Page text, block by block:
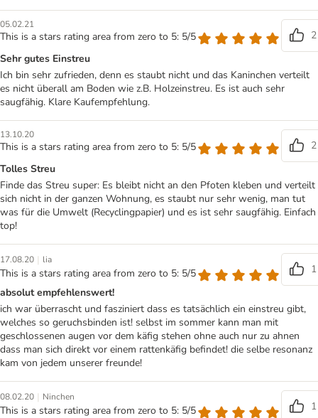
05.02.21
This is a stars rating area from zero to 5: 5/5
2
Sehr gutes Einstreu
Ich bin sehr zufrieden, denn es staubt nicht und das Kaninchen verteilt
es nicht überall am Boden wie z.B. Holzeinstreu. Es ist auch sehr
saugfähig. Klare Kaufempfehlung.
13.10.20
This is a stars rating area from zero to 5: 5/5
2
Tolles Streu
Finde das Streu super: Es bleibt nicht an den Pfoten kleben und verteilt
sich nicht in der ganzen Wohnung, es staubt nur sehr wenig, man tut
was für die Umwelt (Recyclingpapier) und es ist sehr saugfähig. Einfach
top!
17.08.20 | lia
This is a stars rating area from zero to 5: 5/5
1
absolut empfehlenswert!
ich war überrascht und fasziniert dass es tatsächlich ein einstreu gibt,
welches so geruchsbinden ist! selbst im sommer kann man mit
geschlossenen augen vor dem käfig stehen ohne auch nur zu ahnen
dass man sich direkt vor einem rattenkäfig befindet! die selbe resonanz
kam von jedem unserer freunde!
08.02.20 | Ninchen
This is a stars rating area from zero to 5: 5/5
1